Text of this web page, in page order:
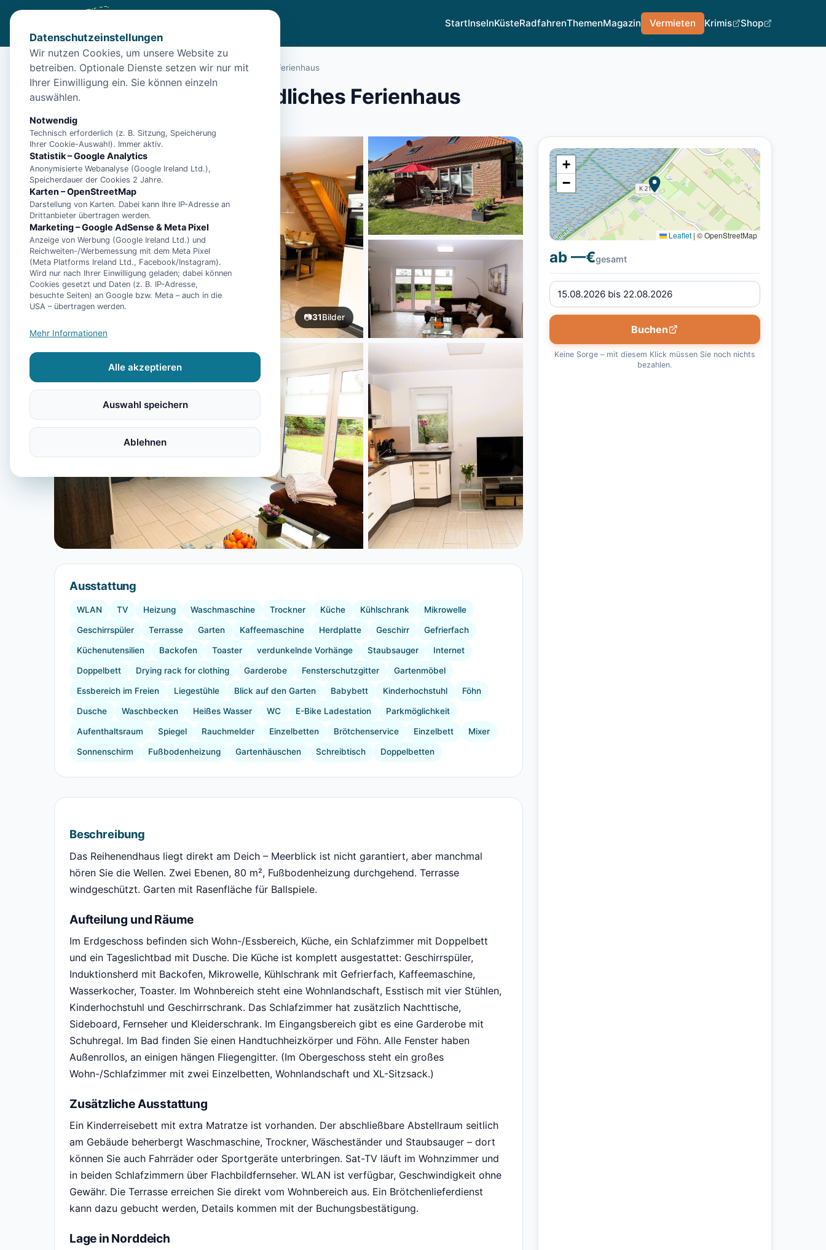
StartInselnKüsteRadfahrenThemenMagazin Vermieten Krimis Shop
Start Unterkünfte Norden/Norden: Familienfreundliches Ferienhaus
Norden: Familienfreundliches Ferienhaus
26506 Norden
📷31Bilder
Ausstattung
WLAN TV Heizung Waschmaschine Trockner Küche Kühlschrank Mikrowelle
Geschirrspüler Terrasse Garten Kaffeemaschine Herdplatte Geschirr Gefrierfach
Küchenutensilien Backofen Toaster verdunkelnde Vorhänge Staubsauger Internet
Doppelbett Drying rack for clothing Garderobe Fensterschutzgitter Gartenmöbel
Essbereich im Freien Liegestühle Blick auf den Garten Babybett Kinderhochstuhl Föhn
Dusche Waschbecken Heißes Wasser WC E-Bike Ladestation Parkmöglichkeit
Aufenthaltsraum Spiegel Rauchmelder Einzelbetten Brötchenservice Einzelbett Mixer
Sonnenschirm Fußbodenheizung Gartenhäuschen Schreibtisch Doppelbetten
Beschreibung
Das Reihenendhaus liegt direkt am Deich – Meerblick ist nicht garantiert, aber manchmal
hören Sie die Wellen. Zwei Ebenen, 80 m², Fußbodenheizung durchgehend. Terrasse
windgeschützt. Garten mit Rasenfläche für Ballspiele.
Aufteilung und Räume
Im Erdgeschoss befinden sich Wohn-/Essbereich, Küche, ein Schlafzimmer mit Doppelbett
und ein Tageslichtbad mit Dusche. Die Küche ist komplett ausgestattet: Geschirrspüler,
Induktionsherd mit Backofen, Mikrowelle, Kühlschrank mit Gefrierfach, Kaffeemaschine,
Wasserkocher, Toaster. Im Wohnbereich steht eine Wohnlandschaft, Esstisch mit vier Stühlen,
Kinderhochstuhl und Geschirrschrank. Das Schlafzimmer hat zusätzlich Nachttische,
Sideboard, Fernseher und Kleiderschrank. Im Eingangsbereich gibt es eine Garderobe mit
Schuhregal. Im Bad finden Sie einen Handtuchheizkörper und Föhn. Alle Fenster haben
Außenrollos, an einigen hängen Fliegengitter. (Im Obergeschoss steht ein großes
Wohn-/Schlafzimmer mit zwei Einzelbetten, Wohnlandschaft und XL-Sitzsack.)
Zusätzliche Ausstattung
Ein Kinderreisebett mit extra Matratze ist vorhanden. Der abschließbare Abstellraum seitlich
am Gebäude beherbergt Waschmaschine, Trockner, Wäscheständer und Staubsauger – dort
können Sie auch Fahrräder oder Sportgeräte unterbringen. Sat-TV läuft im Wohnzimmer und
in beiden Schlafzimmern über Flachbildfernseher. WLAN ist verfügbar, Geschwindigkeit ohne
Gewähr. Die Terrasse erreichen Sie direkt vom Wohnbereich aus. Ein Brötchenlieferdienst
kann dazu gebucht werden, Details kommen mit der Buchungsbestätigung.
Lage in Norddeich
+
−
Leaflet | © OpenStreetMap
ab —€gesamt
Buchen
Keine Sorge – mit diesem Klick müssen Sie noch nichts
bezahlen.
Datenschutzeinstellungen
Wir nutzen Cookies, um unsere Website zu
betreiben. Optionale Dienste setzen wir nur mit
Ihrer Einwilligung ein. Sie können einzeln
auswählen.
Notwendig
Technisch erforderlich (z. B. Sitzung, Speicherung
Ihrer Cookie-Auswahl). Immer aktiv.
Statistik – Google Analytics
Anonymisierte Webanalyse (Google Ireland Ltd.),
Speicherdauer der Cookies 2 Jahre.
Karten – OpenStreetMap
Darstellung von Karten. Dabei kann Ihre IP-Adresse an
Drittanbieter übertragen werden.
Marketing – Google AdSense & Meta Pixel
Anzeige von Werbung (Google Ireland Ltd.) und
Reichweiten-/Werbemessung mit dem Meta Pixel
(Meta Platforms Ireland Ltd., Facebook/Instagram).
Wird nur nach Ihrer Einwilligung geladen; dabei können
Cookies gesetzt und Daten (z. B. IP-Adresse,
besuchte Seiten) an Google bzw. Meta – auch in die
USA – übertragen werden.
Mehr Informationen
Alle akzeptieren
Auswahl speichern
Ablehnen